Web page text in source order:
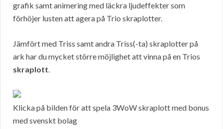
grafik samt animering med läckra ljudeffekter som
förhöjer lusten att agera på Trio skraplotter.
Jämfört med Triss samt andra Triss(-ta) skraplotter på
ark har du mycket större möjlighet att vinna på en Trios
skraplott.
Klicka på bilden för att spela 3WoW skraplott med bonus
med svenskt bolag